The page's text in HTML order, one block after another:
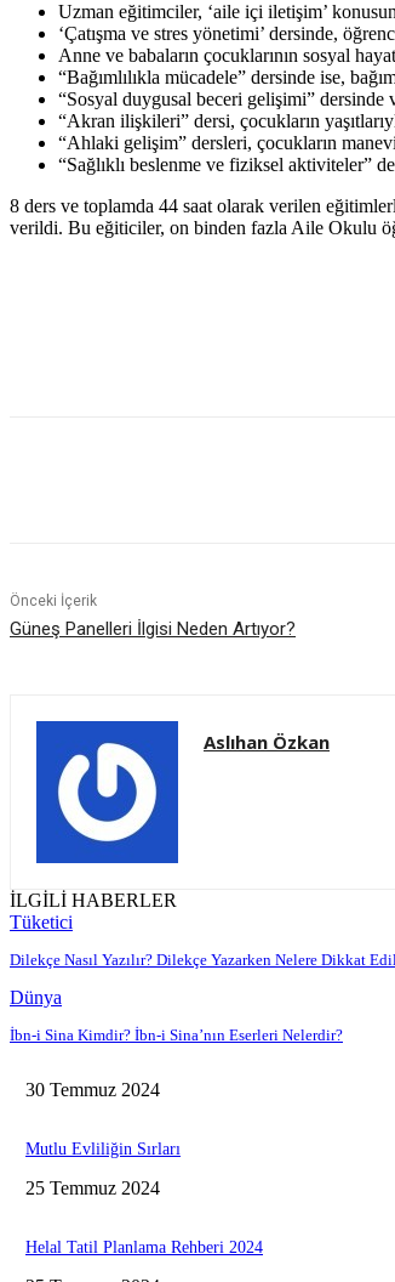
Uzman eğitimciler, ‘aile içi iletişim’
‘Çatışma ve stres yönetimi’ dersinde,
Anne ve babaların çocuklarının sosyal
“Bağımlılıkla mücadele” dersinde ise,
“Sosyal duygusal beceri gelişimi”
“Akran ilişkileri” dersi, çocukların
“Ahlaki gelişim” dersleri, çocukların
“Sağlıklı beslenme ve fiziksel aktiviteler”
8 ders ve toplamda 44 saat olarak verilen
verildi. Bu eğiticiler, on binden fazla Aile Okulu
Önceki İçerik
Güneş Panelleri İlgisi Neden Artıyor?
Aslıhan Özkan
İLGİLİ HABERLER
Tüketici
Dilekçe Nasıl Yazılır? Dilekçe Yazarken Nelere Dikkat
Dünya
İbn-i Sina Kimdir? İbn-i Sina’nın Eserleri Nelerdir?
30 Temmuz 2024
Mutlu Evliliğin Sırları
25 Temmuz 2024
Helal Tatil Planlama Rehberi 2024